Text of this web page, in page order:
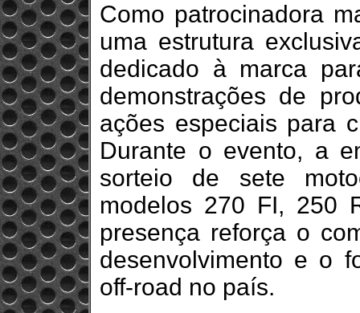
Como patrocinadora
uma estrutura
dedicado à marca
demonstrações de
ações especiais para
Durante o evento, a
sorteio de sete
modelos 270 FI, 250
presença reforça o
desenvolvimento e o
off-road no país.